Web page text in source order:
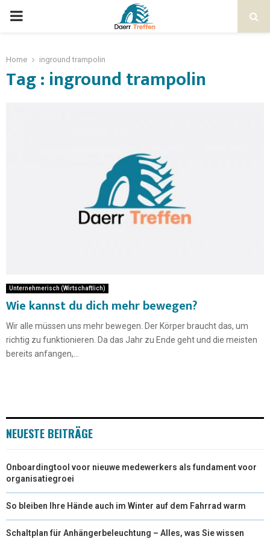
Home inground trampolin
Tag : inground trampolin
Unternehmerisch (Wirtschaftlich)
Wie kannst du dich mehr bewegen?
Wir alle müssen uns mehr bewegen. Der Körper braucht das, um
richtig zu funktionieren. Da das Jahr zu Ende geht und die meisten
bereits anfangen,...
NEUESTE BEITRÄGE
Onboardingtool voor nieuwe medewerkers als fundament voor
organisatiegroei
So bleiben Ihre Hände auch im Winter auf dem Fahrrad warm
Schaltplan für Anhängerbeleuchtung – Alles, was Sie wissen